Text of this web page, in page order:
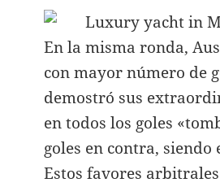
En la misma ronda,
con mayor número de
demostró sus
en todos los goles
goles en contra,
Estos favores